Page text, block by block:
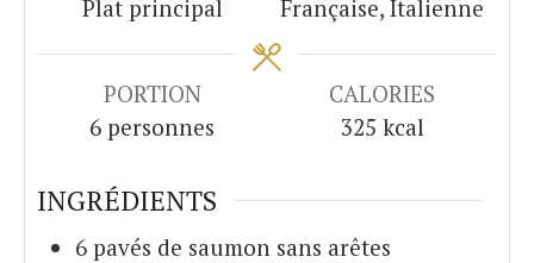
Plat principal
Française, Italienne
PORTION
6 personnes
CALORIES
325 kcal
INGRÉDIENTS
6 pavés de saumon sans arêtes